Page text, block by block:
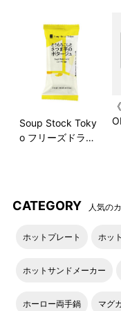
Soup Stock Toky
o フリーズドライ
CATEGORY 人気の
ホットプレート ホッ
ホットサンドメーカー
ホーロー両手鍋 マグ